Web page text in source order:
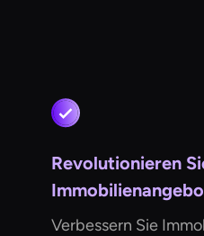
Revolutionieren
Verbessern Sie